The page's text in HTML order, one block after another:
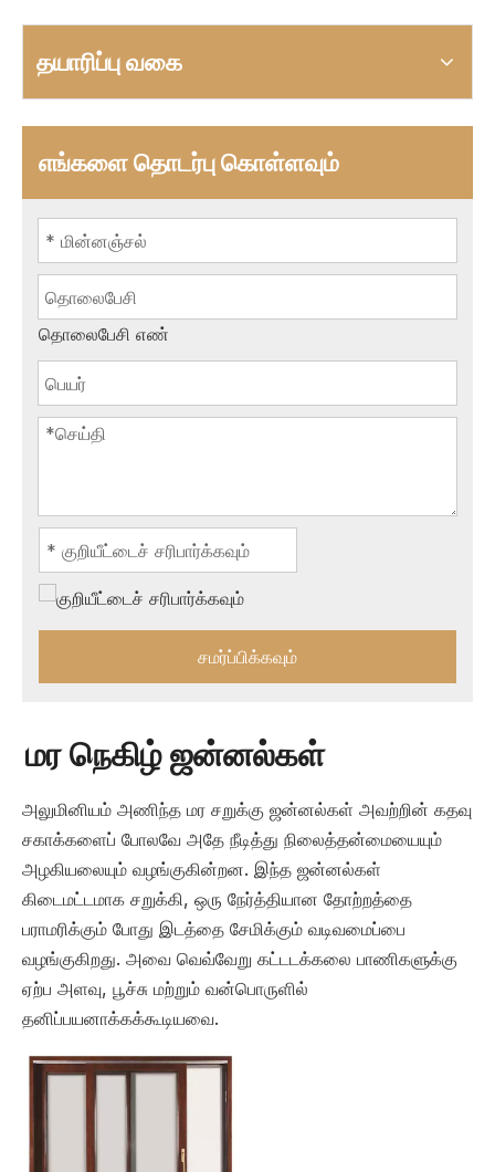
தயாரிப்பு வகை
எங்களை தொடர்பு கொள்ளவும்
தொலைபேசி எண்
சமர்ப்பிக்கவும்
மர நெகிழ் ஜன்னல்கள்
அலுமினியம் அணிந்த மர சறுக்கு ஜன்னல்கள் அவற்றின் கதவு
சகாக்களைப் போலவே அதே நீடித்து நிலைத்தன்மையையும்
அழகியலையும் வழங்குகின்றன. இந்த ஜன்னல்கள்
கிடைமட்டமாக சறுக்கி, ஒரு நேர்த்தியான தோற்றத்தை
பராமரிக்கும் போது இடத்தை சேமிக்கும் வடிவமைப்பை
வழங்குகிறது. அவை வெவ்வேறு கட்டடக்கலை பாணிகளுக்கு
ஏற்ப அளவு, பூச்சு மற்றும் வன்பொருளில்
தனிப்பயனாக்கக்கூடியவை.